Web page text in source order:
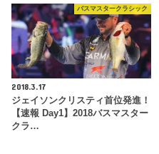
バスマスタークラシック
2018.3.17
ジェイソンクリスティ首位発進！
【速報 Day1】2018バスマスター
クラ…